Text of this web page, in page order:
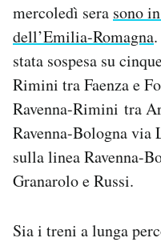
Area Personale
Newsletter
Notifiche mobile
Regala il Post
Hai bisogno di aiuto?
Esci
mercoledì sera sono
dell’Emilia-Romagna
stata sospesa su
Rimini tra Faenza e
Ravenna-Rimini tra
Ravenna-Bologna via
sulla linea Ravenna-
Granarolo e Russi.
Sia i treni a lunga